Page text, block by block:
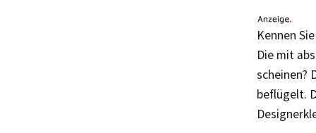
Kennen
Die mit
scheinen?
beflügelt.